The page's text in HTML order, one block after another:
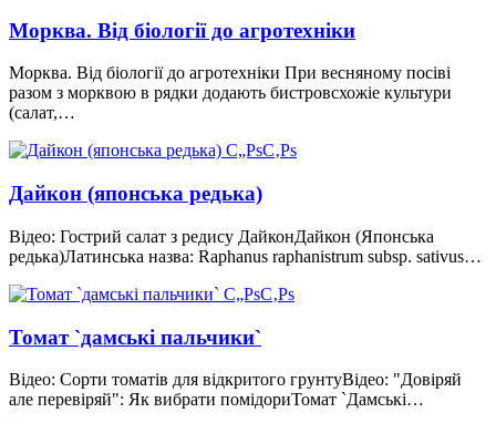
Морква. Від біології до агротехніки
Морква. Від біології до агротехніки При весняному посіві
разом з морквою в рядки додають бистровсхожіе культури
(салат,…
Дайкон (японська редька)
Відео: Гострий салат з редису ДайконДайкон (Японська
редька)Латинська назва: Raphanus raphanistrum subsp. sativus…
Томат `дамські пальчики`
Відео: Сорти томатів для відкритого грунтуВідео: "Довіряй
але перевіряй": Як вибрати помідориТомат `Дамські…